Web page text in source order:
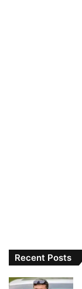
Recent Posts